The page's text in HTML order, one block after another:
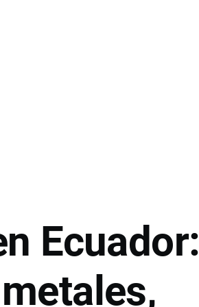
Ecuador: